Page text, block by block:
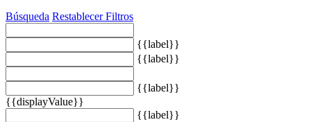
Búsqueda Restablecer Filtros
{{label}}
{{label}}
{{label}}
{{displayValue}}
{{label}}